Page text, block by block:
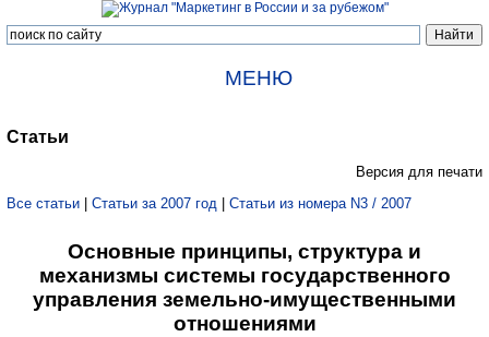
МЕНЮ
Статьи
Версия для печати
Все статьи | Статьи за 2007 год | Статьи из номера N3 / 2007
Основные принципы, структура и
механизмы системы государственного
управления земельно-имущественными
отношениями